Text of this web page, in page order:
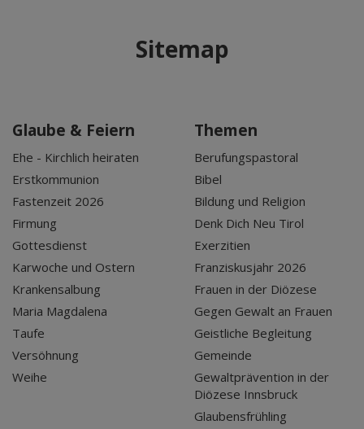
Sitemap
Glaube & Feiern
Ehe - Kirchlich heiraten
Erstkommunion
Fastenzeit 2026
Firmung
Gottesdienst
Karwoche und Ostern
Krankensalbung
Maria Magdalena
Taufe
Versöhnung
Weihe
Themen
Berufungspastoral
Bibel
Bildung und Religion
Denk Dich Neu Tirol
Exerzitien
Franziskusjahr 2026
Frauen in der Diözese
Gegen Gewalt an Frauen
Geistliche Begleitung
Gemeinde
Gewaltprävention in der
Diözese Innsbruck
Glaubensfrühling